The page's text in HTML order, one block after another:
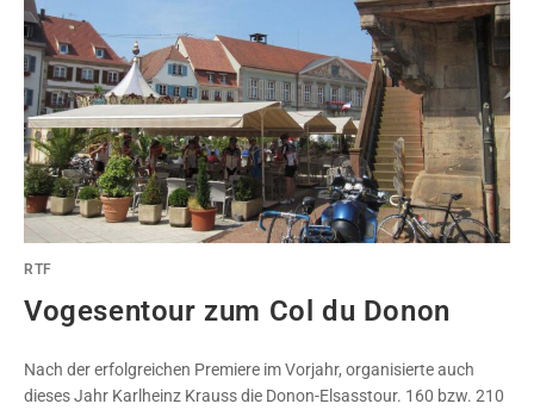
RTF
Vogesentour zum Col du Donon
Nach der erfolgreichen Premiere im Vorjahr, organisierte auch
dieses Jahr Karlheinz Krauss die Donon-Elsasstour. 160 bzw. 210